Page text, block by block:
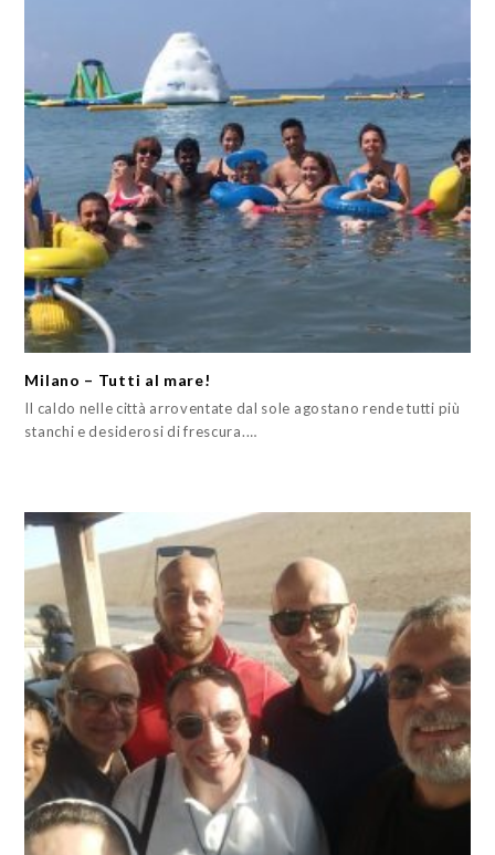
Milano – Tutti al mare!
Il caldo nelle città arroventate dal sole agostano rende tutti più
stanchi e desiderosi di frescura.…